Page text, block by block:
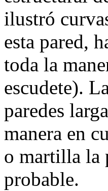
ilustró
esta pared,
toda la
escudete).
paredes
manera en
o martilla la
probable.